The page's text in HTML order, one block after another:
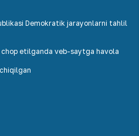
Demokratik jarayonlarni tahlil
etilganda veb-saytga havola